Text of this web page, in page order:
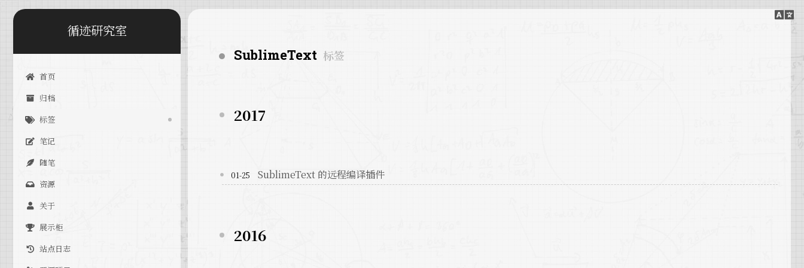
循迹研究室
首页
归档
标签
笔记
随笔
资源
关于
展示柜
站点日志
SublimeText 标签
2017
01-25 SublimeText 的远程编译插件
2016